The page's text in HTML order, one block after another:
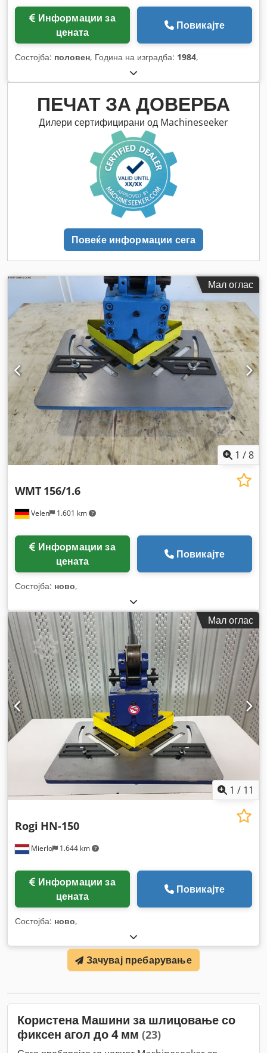
цената
Повикајте
Состојба: половен, Година на изградба: 1984,
ПЕЧАТ ЗА ДОВЕРБА
Дилери сертифицирани од Machineseeker
Повеќе информации сега
Мал оглас
1 /8
Velen 1.601 km
WMT 156/1.6
цената
Повикајте
Состојба: ново,
Мал оглас
1 / 11
Mierlo 1.644 km
Rogi HN-150
цената
Повикајте
Состојба: ново,
Зачувај пребарување
Користена Машини за шлицовање со
фиксен агол до 4 мм (23)